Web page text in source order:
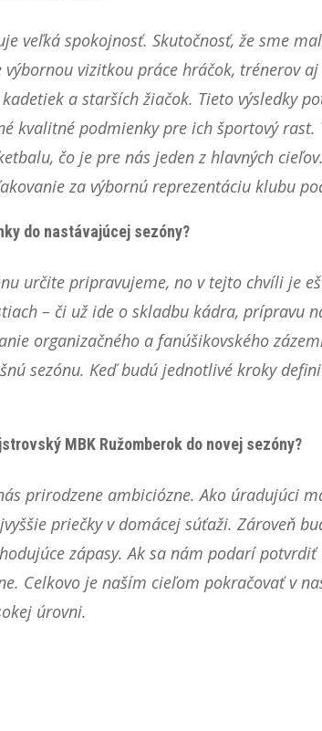
veľká spokojnosť. Skutočnosť, že sme
vizitkou práce hráčok, trénerov
a starších žiačok. Tieto výsledky
kvalitné podmienky pre ich športový
čo je pre nás jeden z hlavných
za výbornú reprezentáciu klubu
do nastávajúcej sezóny?
určite pripravujeme, no v tejto chvíli je
– či už ide o skladbu kádra, prípravu
organizačného a fanúšikovského
sezónu. Keď budú jednotlivé kroky
MBK Ružomberok do novej sezóny?
prirodzene ambiciózne. Ako úradujúci
priečky v domácej súťaži. Zároveň
zápasy. Ak sa nám podarí
Celkovo je naším cieľom pokračovať v
úrovni.